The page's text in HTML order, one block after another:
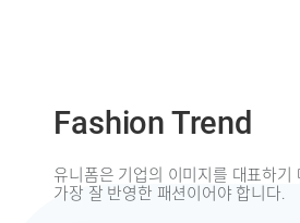
Fashion Trend
유니폼은 기업의 이미지를 대표하기
가장 잘 반영한 패션이어야 합니다.